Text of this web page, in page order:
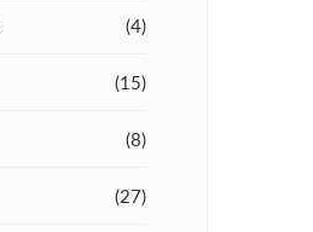
(4)
(15)
(8)
(27)